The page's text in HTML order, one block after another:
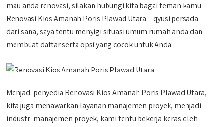
mau anda renovasi, silakan hubungi kita bagai teman kamu
Renovasi Kios Amanah Poris Plawad Utara – qyusi persada
dari sana, saya tentu menyigi situasi umum rumah anda dan
membuat daftar serta opsi yang cocok untuk Anda.
Menjadi penyedia Renovasi Kios Amanah Poris Plawad Utara,
kita juga menawarkan layanan manajemen proyek, menjadi
industri manajemen proyek, kami tentu bekerja keras oleh